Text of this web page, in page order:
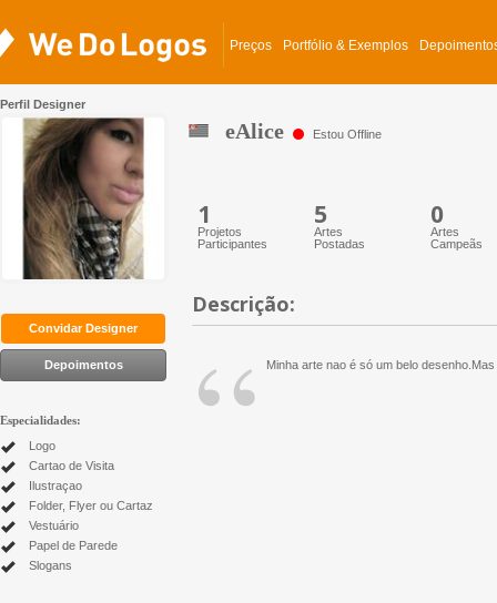
Preços Portfólio & Exemplos
Convidar Designer
Depoimentos
Especialidades:
Logo
Cartao de Visita
Ilustraçao
Folder, Flyer ou Cartaz
Vestuário
Papel de Parede
Slogans
eAlice Estou Offline
Perfil Designer
1
Projetos
Participantes
5
Artes
Postadas
0
Artes
Campeãs
Descrição:
“ Minha arte nao é só um belo